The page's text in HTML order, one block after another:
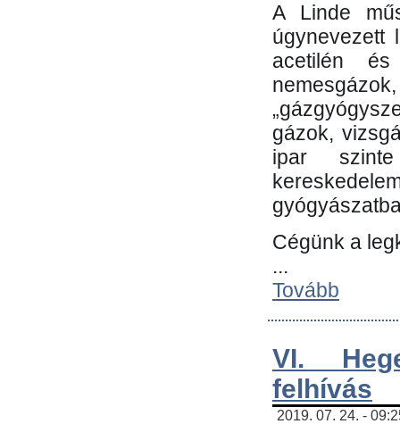
A Linde
úgynevezett
acetilén és
gázok,
ipar
Cégünk a
...
Tovább
VI.
felhívás
2019. 07. 24. -